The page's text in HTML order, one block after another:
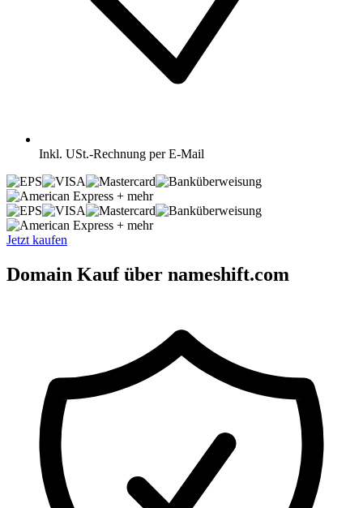
Inkl. USt.-Rechnung per E-Mail
+ mehr
+ mehr
Jetzt kaufen
Domain Kauf über nameshift.com